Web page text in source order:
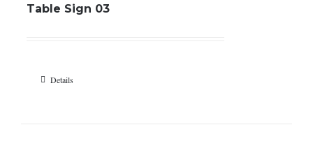
Table Sign 03
Details